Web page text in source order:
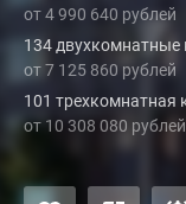
от 4 990 640 рублей
134 двухкомнатные
от 7 125 860 рублей
101 трехкомнатная
от 10 308 080 рублей